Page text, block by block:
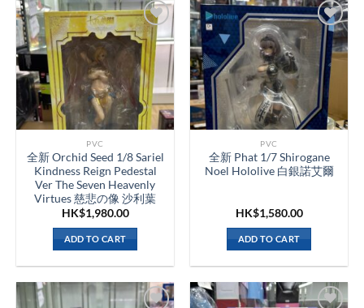
PVC
全新 Orchid Seed 1/8 Sariel
Kindness Reign Pedestal
Ver The Seven Heavenly
Virtues 慈悲の像 沙利葉
HK$1,980.00
ADD TO CART
PVC
全新 Phat 1/7 Shirogane
Noel Hololive 白銀諾艾爾
HK$1,580.00
ADD TO CART